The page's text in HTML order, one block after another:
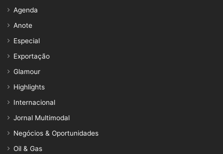
Agenda
Anote
Especial
Exportação
Glamour
Highlights
Internacional
Jornal Multimodal
Negócios & Oportunidades
Oil & Gas